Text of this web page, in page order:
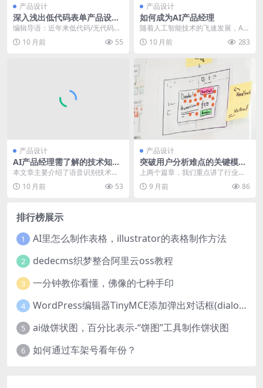
产品设计
深入浅出低代码表单产品设计
（1）
编辑导语：近年来低代码/无代码的
概念很火，它可以让技术、运营同
学通过少量甚至无代...
10 月前 55
产品设计
如何成为AI产品经理
随着人工智能技术的飞速发展，AI
产品经理这一职位逐渐成为科技行
业的香饽饽。但AI...
10 月前 283
产品设计
AI产品经理需了解的技术知
识：语音识别技术（2）
本文章主要介绍了语音识别技术语
的算法包括动态时间调整、隐马尔
可夫模型、BP神经网...
10 月前 53
产品设计
突破用户分析难点的关键模型
+案例解析
上两个篇章，我们重点讲了行业研
究和用户研究，来帮助我们理解产
品和用户，这个篇章我...
9 月前 86
排行榜展示
1 AI里怎么制作表格，illustrator的表格制作方法
2 dedecms织梦整合阿里云oss教程
3 一分钟教你看懂，佛像的七种手印
4 WordPress编辑器TinyMCE添加弹出对话框(dialog)按钮的方法
5 ai做饼状图，百分比表示-“饼图”工具制作饼状图
6 如何通过车架号看年份？